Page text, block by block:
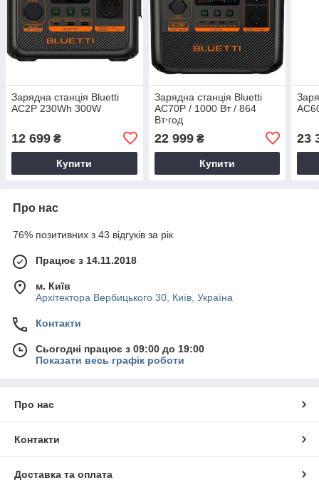
Зарядна станція Bluetti
AC2P 230Wh 300W
12 699 ₴
Купити
Зарядна станція Bluetti
AC70P / 1000 Вт / 864
Вт⋅год
22 999₴
Купити
23
Про нас
76% позитивних з 43 відгуків за рік
Працює з 14.11.2018
м. Київ
Архітектора Вербицького 30, Київ, Україна
Контакти
Сьогодні працює з 09:00 до 19:00
Показати весь графік роботи
Про нас
Контакти
Доставка та оплата